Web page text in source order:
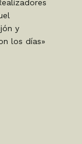
y
los días»